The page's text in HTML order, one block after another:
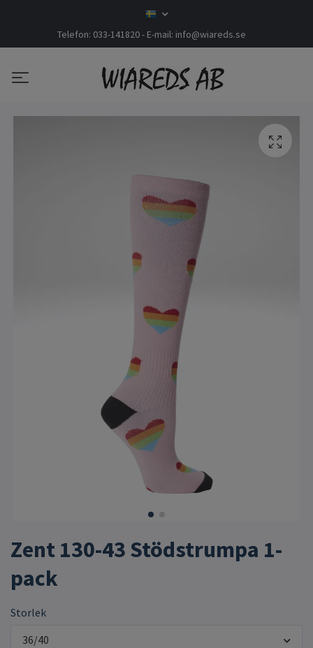
Telefon: 033-141820 - E-mail: info@wiareds.se
Zent 130-43 Stödstrumpa 1-
pack
Storlek
36/40